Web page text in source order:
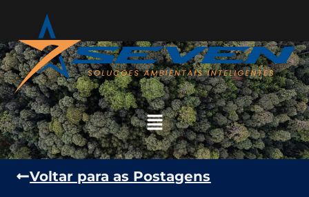
Voltar para as Postagens